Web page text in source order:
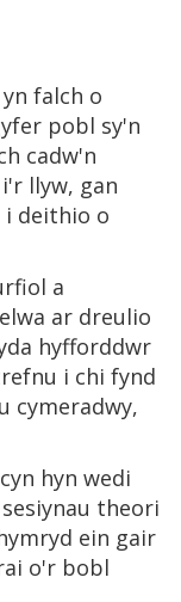
falch o
pobl sy'n
cadw'n
llyw, gan
i deithio o
a
ar dreulio
hyfforddwr
i chi fynd
cymeradwy,
hyn wedi
theori
ein gair
o'r bobl